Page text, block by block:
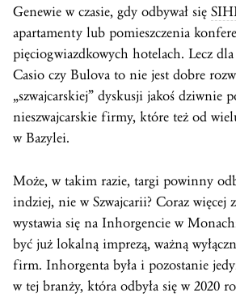
Genewie w czasie, gdy odbywał się
apartamenty lub pomieszczenia
pięciogwiazdkowych hotelach. Lecz
Casio czy Bulova to nie jest dobre
„szwajcarskiej” dyskusji jakoś dziwnie
nieszwajcarskie firmy, które też od
w Bazylei.
Może, w takim razie, targi powinny
indziej, nie w Szwajcarii? Coraz więcej
wystawia się na Inhorgencie w
być już lokalną imprezą, ważną
firm. Inhorgenta była i pozostanie
w tej branży, która odbyła się w 2020